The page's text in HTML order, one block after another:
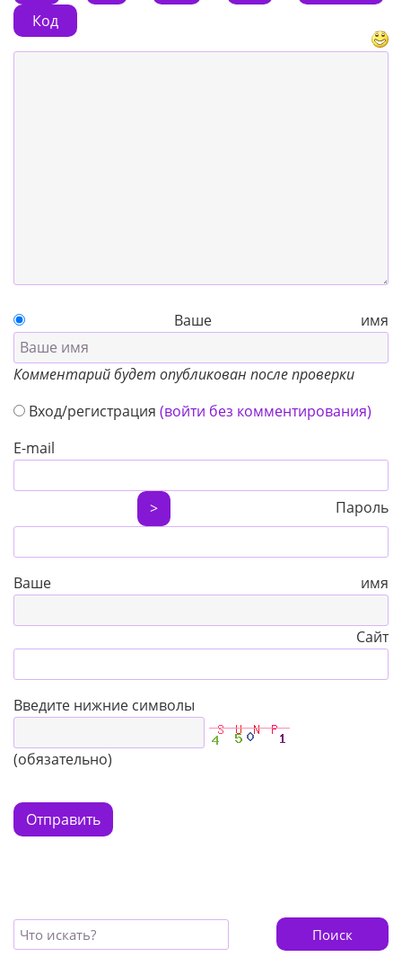
Поиск
Код
Ваше имя
Комментарий будет опубликован после проверки
Вход/регистрация (войти без комментирования)
E-mail
> Пароль
Ваше имя
Сайт
Введите нижние символы
(обязательно)
Отправить